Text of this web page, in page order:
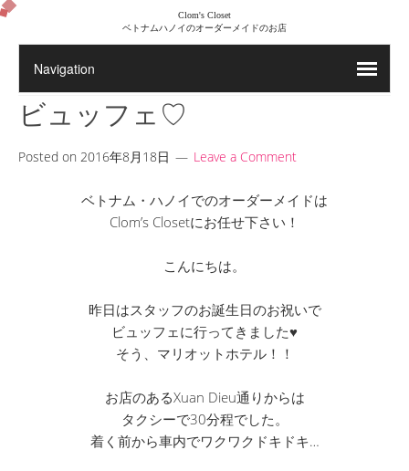
Clom's Closet
ベトナムハノイのオーダーメイドのお店
ビュッフェ♡
Posted on 2016年8月18日 Leave a Comment
ベトナム・ハノイでのオーダーメイドは
Clom’s Closetにお任せ下さい！
こんにちは。
昨日はスタッフのお誕生日のお祝いで
ビュッフェに行ってきました♥
そう、マリオットホテル！！
お店のあるXuan Dieu通りからは
タクシーで30分程でした。
着く前から車内でワクワクドキドキ…